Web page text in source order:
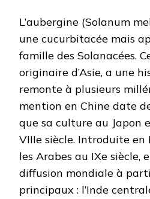
L’aubergine (Solanum
une cucurbitacée mais
famille des Solanacées.
originaire d’Asie, a une
remonte à plusieurs
mention en Chine date
que sa culture au Japon
VIIIe siècle. Introduite
les Arabes au IXe siècle,
diffusion mondiale à
principaux : l’Inde